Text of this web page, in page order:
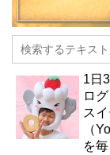
1日
ロ
ス
（
を